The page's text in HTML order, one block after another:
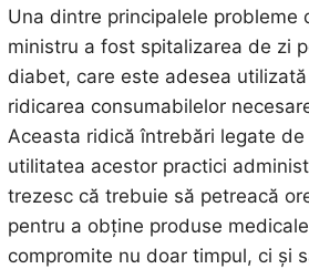
Una dintre principalele probleme
ministru a fost spitalizarea de zi
diabet, care este adesea
ridicarea consumabilelor
Aceasta ridică întrebări legate
utilitatea acestor practici
trezesc că trebuie să petreacă
pentru a obține produse
compromite nu doar timpul, ci și